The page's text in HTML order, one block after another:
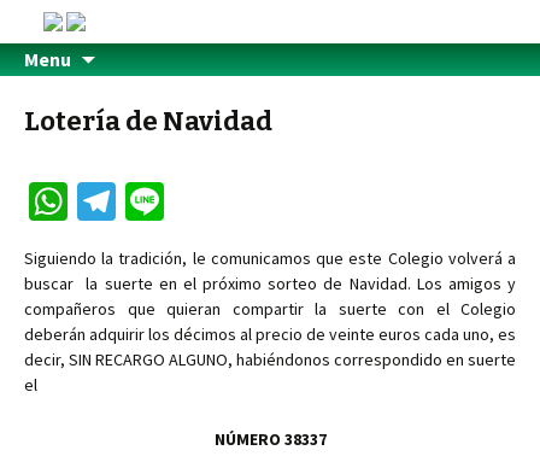
Menu
Lotería de Navidad
W
h
at
sA
p
Te
le
gr
a
m
n
e
Siguiendo la tradición, le comunicamos que este Colegio volverá a
buscar la suerte en el próximo sorteo de Navidad. Los amigos y
compañeros que quieran compartir la suerte con el Colegio
deberán adquirir los décimos al precio de veinte euros cada uno, es
decir, SIN RECARGO ALGUNO, habiéndonos correspondido en suerte
el
NÚMERO 38337